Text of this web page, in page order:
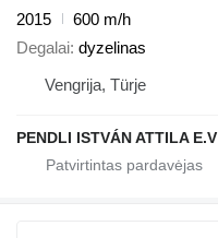
2015
600 m/h
Degalai dyzelinas
Vengrija, Türje
PENDLI ISTVÁN ATTILA E.V